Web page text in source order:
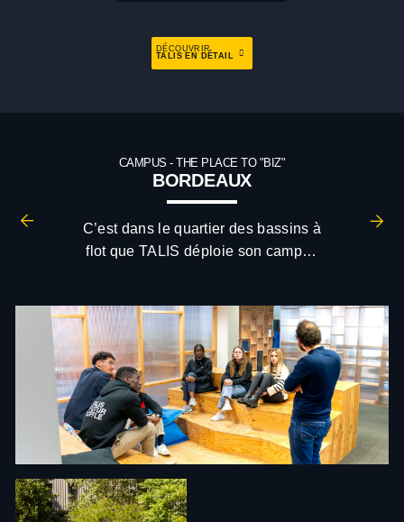
DÉCOUVRIR
TALIS EN DÉTAIL
CAMPUS - THE PLACE TO "BIZ"
BORDEAUX
C’est dans le quartier des bassins à
flot que TALIS déploie son campus